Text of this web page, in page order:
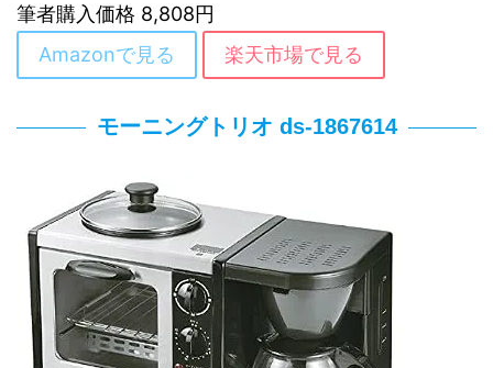
筆者購入価格 8,808円
Amazonで見る
楽天市場で見る
モーニングトリオ ds-1867614